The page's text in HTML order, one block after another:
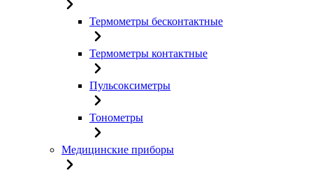
Термометры бесконтактные
Термометры контактные
Пульсоксиметры
Тонометры
Медицинские приборы